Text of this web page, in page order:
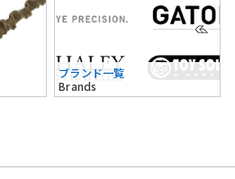
ブランド一覧
Brands